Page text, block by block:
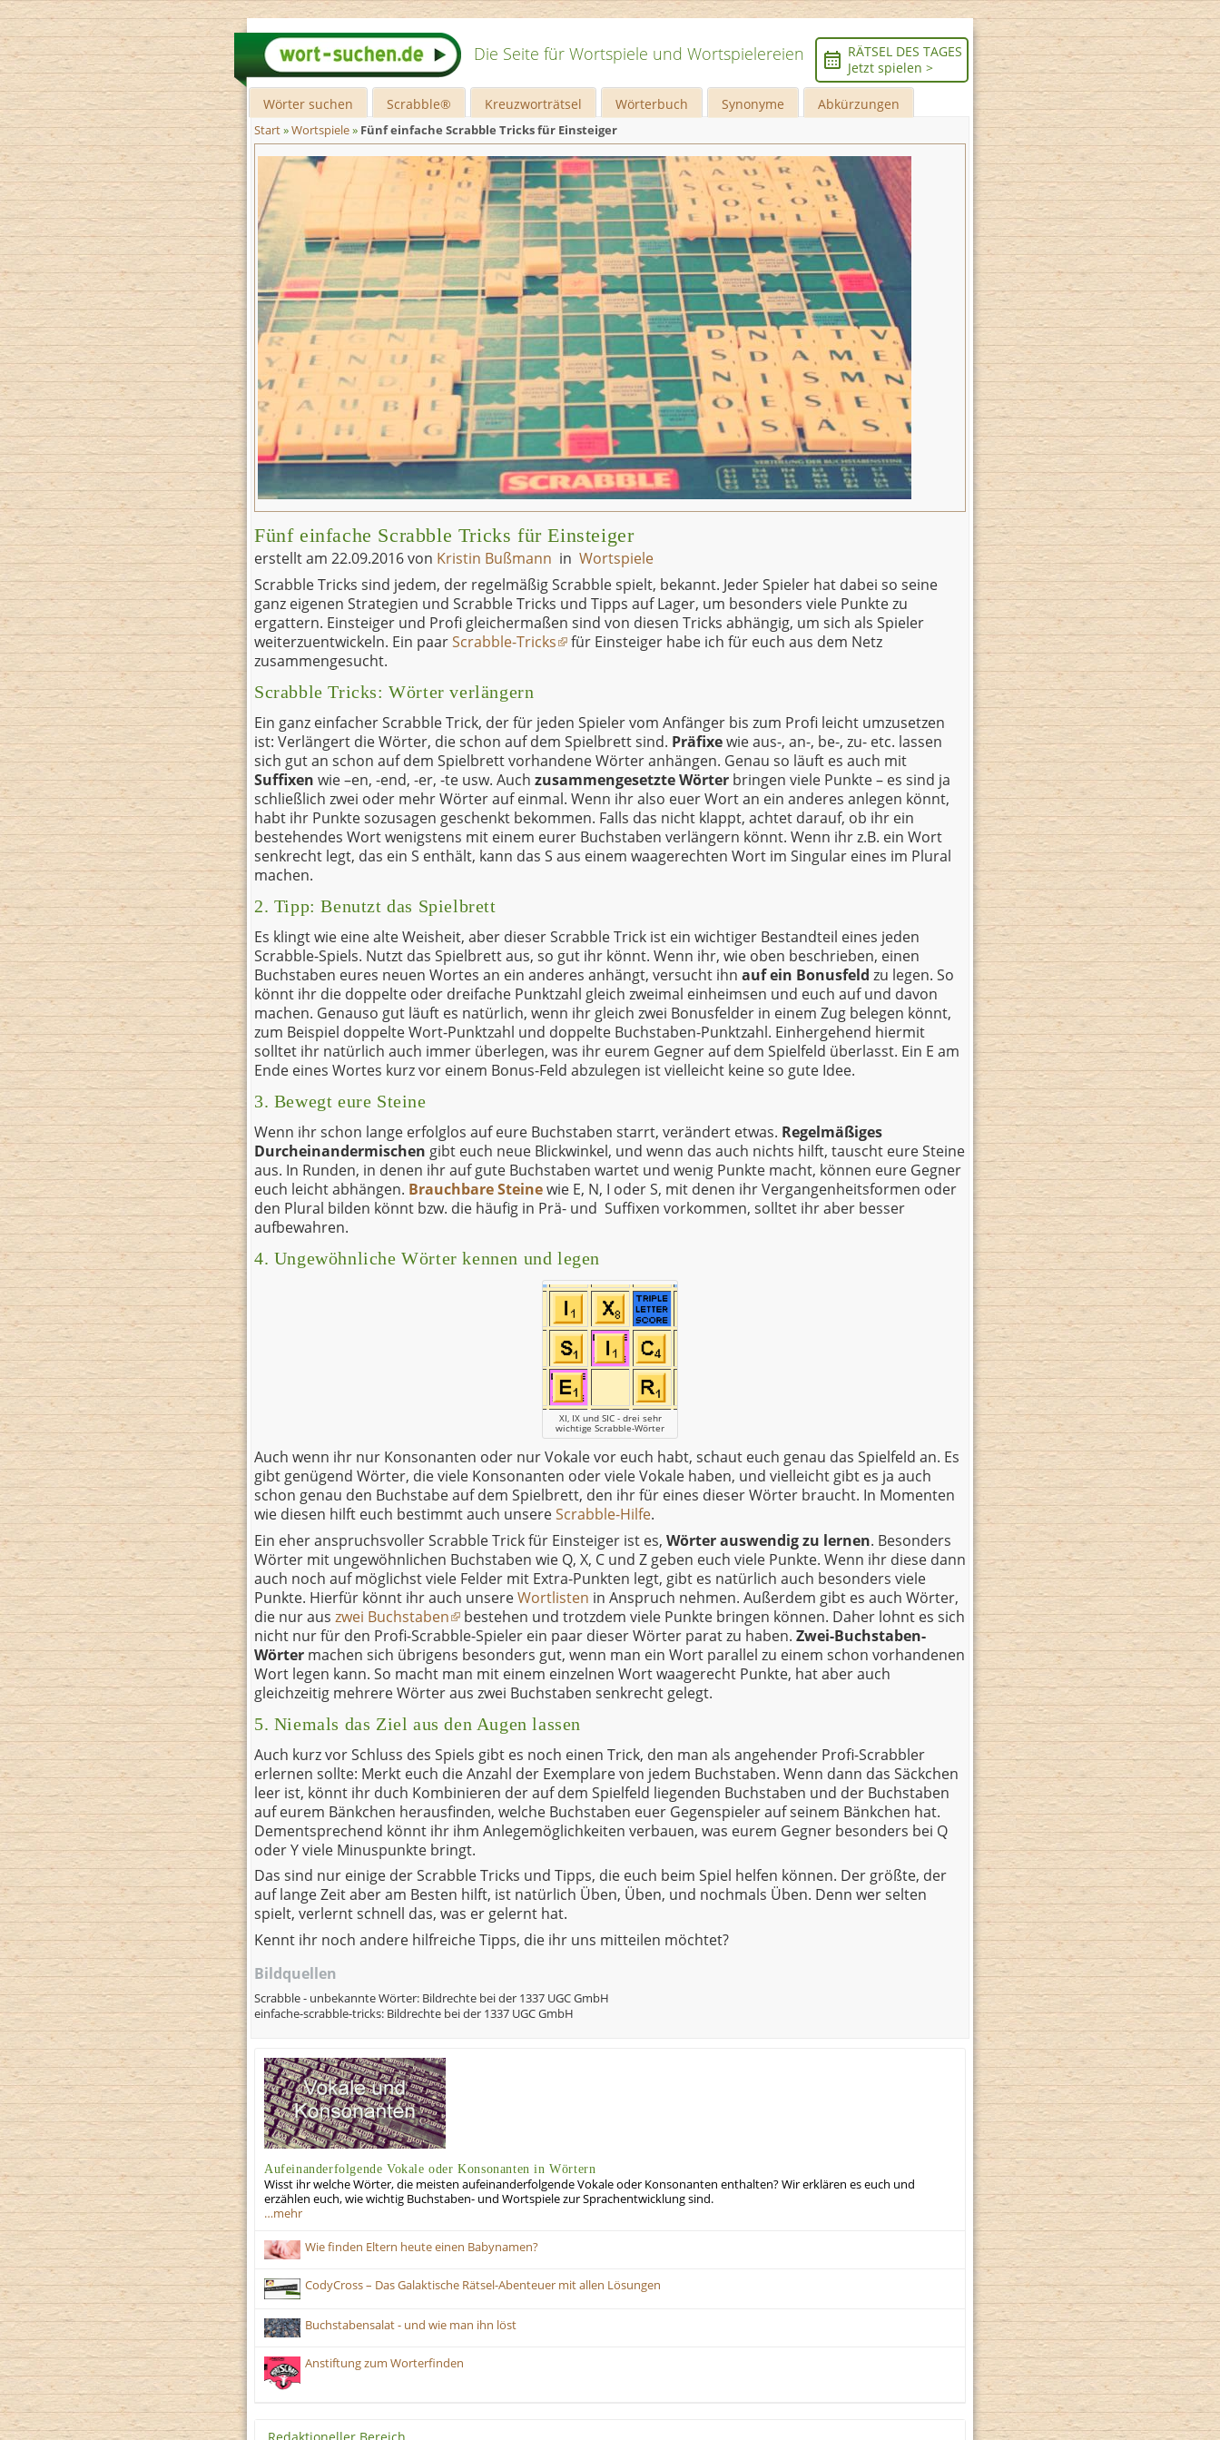
Die Seite für Wortspiele und Wortspielereien
RÄTSEL DES TAGES
Jetzt spielen >
Wörter suchen Scrabble® Kreuzworträtsel Wörterbuch Synonyme Abkürzungen
Start»Wortspiele» Fünf einfache Scrabble Tricks für Einsteiger
Fünf einfache Scrabble Tricks für Einsteiger
erstellt am 22.09.2016von Kristin Bußmann in Wortspiele
Scrabble Tricks sind jedem, der regelmäßig Scrabble spielt, bekannt. Jeder Spieler hat dabei so seine
ganz eigenen Strategien und Scrabble Tricks und Tipps auf Lager, um besonders viele Punkte zu
ergattern. Einsteiger und Profi gleichermaßen sind von diesen Tricks abhängig, um sich als Spieler
weiterzuentwickeln. Ein paarScrabble-Tricks
für Einsteiger habe ich für euch aus dem Netz
zusammengesucht.
Scrabble Tricks: Wörter verlängern
Ein ganz einfacher Scrabble Trick, der für jeden Spieler vom Anfänger bis zum Profi leicht umzusetzen
ist: Verlängert die Wörter, die schon auf dem Spielbrett sind. Präfixewie aus-, an-, be-, zu- etc. lassen
sich gut an schon auf dem Spielbrett vorhandene Wörter anhängen. Genau so läuft es auch mit
Suffixen wie –en, -end, -er, -te usw. Auch zusammengesetzte Wörter bringen viele Punkte – es sind ja
schließlich zwei oder mehr Wörter auf einmal. Wenn ihr also euer Wort an ein anderes anlegen könnt,
habt ihr Punkte sozusagen geschenkt bekommen. Falls das nicht klappt, achtet darauf, ob ihr ein
bestehendes Wort wenigstens mit einem eurer Buchstaben verlängern könnt. Wenn ihr z.B. ein Wort
senkrecht legt, das ein S enthält, kann das S aus einem waagerechten Wort im Singular eines im Plural
machen.
2. Tipp: Benutzt das Spielbrett
Es klingt wie eine alte Weisheit, aber dieser Scrabble Trick ist ein wichtiger Bestandteil eines jeden
Scrabble-Spiels. Nutzt das Spielbrett aus, so gut ihr könnt. Wenn ihr, wie oben beschrieben, einen
Buchstaben eures neuen Wortes an ein anderes anhängt, versucht ihn auf ein Bonusfeld zu legen. So
könnt ihr die doppelte oder dreifache Punktzahl gleich zweimal einheimsen und euch auf und davon
machen. Genauso gut läuft es natürlich, wenn ihr gleich zwei Bonusfelder in einem Zug belegen könnt,
zum Beispiel doppelte Wort-Punktzahl und doppelte Buchstaben-Punktzahl. Einhergehend hiermit
solltet ihr natürlich auch immer überlegen, was ihr eurem Gegner auf dem Spielfeld überlasst. Ein E am
Ende eines Wortes kurz vor einem Bonus-Feld abzulegen ist vielleicht keine so gute Idee.
3. Bewegt eure Steine
Wenn ihr schon lange erfolglos auf eure Buchstaben starrt, verändert etwas. Regelmäßiges
Durcheinandermischen gibt euch neue Blickwinkel, und wenn das auch nichts hilft, tauscht eure Steine
aus. In Runden, in denen ihr auf gute Buchstaben wartet und wenig Punkte macht, können eure Gegner
euch leicht abhängen. Brauchbare Steinewie E, N, I oder S, mit denen ihr Vergangenheitsformen oder
den Plural bilden könnt bzw. die häufig in Prä- und Suffixen vorkommen, solltet ihr aber besser
aufbewahren.
4. Ungewöhnliche Wörter kennen und legen
XI, IX und SIC - drei sehr
wichtige Scrabble-Wörter
Auch wenn ihr nur Konsonanten oder nur Vokale vor euch habt, schaut euch genau das Spielfeld an. Es
gibt genügend Wörter, die viele Konsonanten oder viele Vokale haben, und vielleicht gibt es ja auch
schon genau den Buchstabe auf dem Spielbrett, den ihr für eines dieser Wörter braucht. In Momenten
wie diesen hilft euch bestimmt auch unsereScrabble-Hilfe.
Ein eher anspruchsvoller Scrabble Trick für Einsteiger ist es, Wörter auswendig zu lernen. Besonders
Wörter mit ungewöhnlichen Buchstaben wie Q, X, C und Z geben euch viele Punkte. Wenn ihr diese dann
auch noch auf möglichst viele Felder mit Extra-Punkten legt, gibt es natürlich auch besonders viele
Punkte. Hierfür könnt ihr auch unsereWortlisten in Anspruch nehmen. Außerdem gibt es auch Wörter,
die nur aus zwei Buchstaben
bestehen und trotzdem viele Punkte bringen können. Daher lohnt es sich
nicht nur für den Profi-Scrabble-Spieler ein paar dieser Wörter parat zu haben. Zwei-Buchstaben-
Wörter machen sich übrigens besonders gut, wenn man ein Wort parallel zu einem schon vorhandenen
Wort legen kann. So macht man mit einem einzelnen Wort waagerecht Punkte, hat aber auch
gleichzeitig mehrere Wörter aus zwei Buchstaben senkrecht gelegt.
5. Niemals das Ziel aus den Augen lassen
Auch kurz vor Schluss des Spiels gibt es noch einen Trick, den man als angehender Profi-Scrabbler
erlernen sollte: Merkt euch die Anzahl der Exemplare von jedem Buchstaben. Wenn dann das Säckchen
leer ist, könnt ihr duch Kombinieren der auf dem Spielfeld liegenden Buchstaben und der Buchstaben
auf eurem Bänkchen herausfinden, welche Buchstaben euer Gegenspieler auf seinem Bänkchen hat.
Dementsprechend könnt ihr ihm Anlegemöglichkeiten verbauen, was eurem Gegner besonders bei Q
oder Y viele Minuspunkte bringt.
Das sind nur einige der Scrabble Tricks und Tipps, die euch beim Spiel helfen können. Der größte, der
auf lange Zeit aber am Besten hilft, ist natürlich Üben, Üben, und nochmals Üben. Denn wer selten
spielt, verlernt schnell das, was er gelernt hat.
Kennt ihr noch andere hilfreiche Tipps, die ihr uns mitteilen möchtet?
Bildquellen
Scrabble - unbekannte Wörter: Bildrechte bei der 1337 UGC GmbH
einfache-scrabble-tricks: Bildrechte bei der 1337 UGC GmbH
Aufeinanderfolgende Vokale oder Konsonanten in Wörtern
Wisst ihr welche Wörter, die meisten aufeinanderfolgende Vokale oder Konsonanten enthalten? Wir erklären es euch und
erzählen euch, wie wichtig Buchstaben- und Wortspiele zur Sprachentwicklung sind.
…mehr
Wie finden Eltern heute einen Babynamen?
CodyCross – Das Galaktische Rätsel-Abenteuer mit allen Lösungen
Buchstabensalat - und wie man ihn löst
Anstiftung zum Worterfinden